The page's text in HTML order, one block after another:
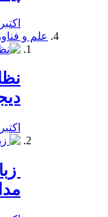
اکتبر 10, 2019
علم و
اکتبر 21, 2019